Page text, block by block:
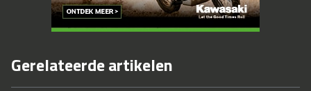
Gerelateerde artikelen